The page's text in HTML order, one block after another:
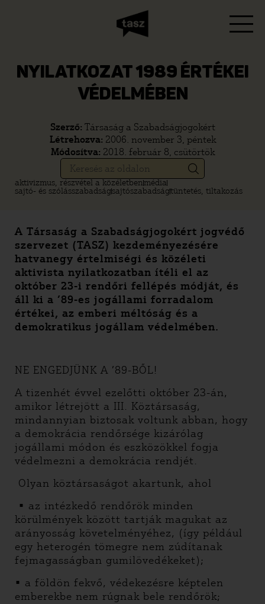
NYILATKOZAT 1989 ÉRTÉKEI
VÉDELMÉBEN
Szerző: Társaság a Szabadságjogokért
Létrehozva: 2006. november 3, péntek
Módosítva: 2018. február 8, csütörtök
aktivizmus, részvétel a közéletbenmédia
sajtó- és szólásszabadságsajtószabadságtüntetés, tiltakozás
A Társaság a Szabadságjogokért jogvédő
szervezet (TASZ) kezdeményezésére
hatvanegy értelmiségi és közéleti
aktivista nyilatkozatban ítéli el az
október 23-i rendőri fellépés módját, és
áll ki a ’89-es jogállami forradalom
értékei, az emberi méltóság és a
demokratikus jogállam védelmében.
NE ENGEDJÜNK A ’89-BŐL!
A tizenhét évvel ezelőtti október 23-án,
amikor létrejött a III. Köztársaság,
mindannyian biztosak voltunk abban, hogy
a demokrácia rendőrsége kizárólag
jogállami módon és eszközökkel fogja
védelmezni a demokrácia rendjét.
Olyan köztársaságot akartunk, ahol
• az intézkedő rendőrök minden
körülmények között tartják magukat az
arányosság követelményéhez, (így például
egy heterogén tömegre nem zúdítanak
fejmagasságban gumilövedékeket);
• a földön fekvő, védekezésre képtelen
emberekbe nem rúgnak bele rendőrök;